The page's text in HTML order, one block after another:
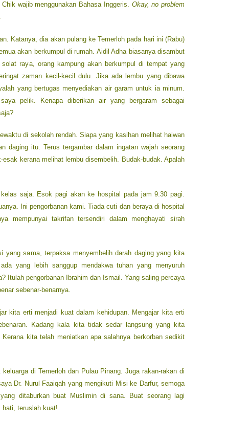
wajib menggunakan Bahasa Inggeris. Okay, no problem
Katanya, dia akan pulang ke Temerloh pada hari ini (Rabu)
akan berkumpul di rumah. Aidil Adha biasanya disambut
raya, orang kampung akan berkumpul di tempat yang
zaman kecil-kecil dulu. Jika ada lembu yang dibawa
yang bertugas menyediakan air garam untuk ia minum.
pelik. Kenapa diberikan air yang bergaram sebagai
di sekolah rendah. Siapa yang kasihan melihat haiwan
daging itu. Terus tergambar dalam ingatan wajah seorang
esak kerana melihat lembu disembelih. Budak-budak. Apalah
saja. Esok pagi akan ke hospital pada jam 9.30 pagi.
Ini pengorbanan kami. Tiada cuti dan beraya di hospital
mempunyai takrifan tersendiri dalam menghayati sirah
yang sama, terpaksa menyembelih darah daging yang kita
yang lebih sanggup mendakwa tuhan yang menyuruh
Itulah pengorbanan Ibrahim dan Ismail. Yang saling percaya
sebenar-benarnya.
kita erti menjadi kuat dalam kehidupan. Mengajar kita erti
Kadang kala kita tidak sedar langsung yang kita
Kerana kita telah meniatkan apa salahnya berkorban sedikit
di Temerloh dan Pulau Pinang. Juga rakan-rakan di
Dr. Nurul Faaiqah yang mengikuti Misi ke Darfur, semoga
ditaburkan buat Muslimin di sana. Buat seorang lagi
hati, teruslah kuat!